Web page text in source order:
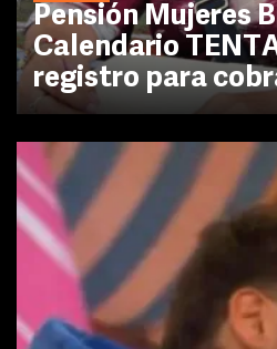
Pensión Mujeres
Calendario
registro para